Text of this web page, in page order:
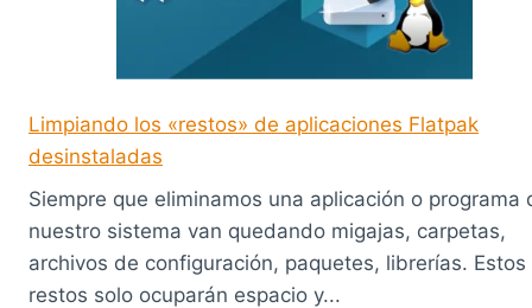
Limpiando los «restos» de aplicaciones Flatpak
desinstaladas
Siempre que eliminamos una aplicación o programa
nuestro sistema van quedando migajas, carpetas,
archivos de configuración, paquetes, librerías. Estos
restos solo ocuparán espacio y...